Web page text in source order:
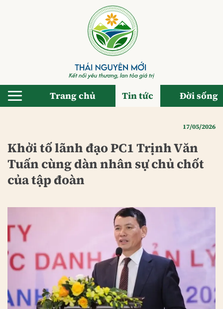
Trang chủ Tin tức Đời sống
17/05/2026
Khởi tố lãnh đạo PC1 Trịnh Văn
Tuấn cùng dàn nhân sự chủ chốt
của tập đoàn